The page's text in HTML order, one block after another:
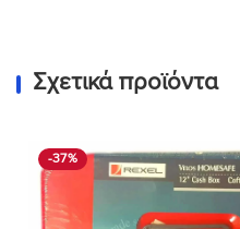
Σχετικά προϊόντα
-37%